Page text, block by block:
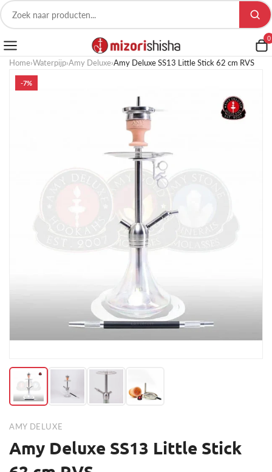
0
Home›Waterpijp›Amy Deluxe›Amy Deluxe SS13 Little Stick 62 cm RVS
-7%
AMY DELUXE
Amy Deluxe SS13 Little Stick